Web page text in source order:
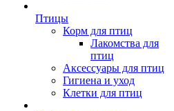
Птицы
Корм для птиц
Лакомства для
птиц
Аксессуары для птиц
Гигиена и уход
Клетки для птиц